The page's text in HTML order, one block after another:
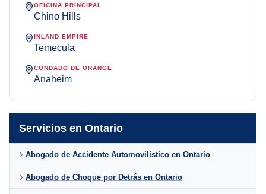
Servicios en Ontario
Abogado de Accidente Automovilístico en Ontario
Abogado de Choque por Detrás en Ontario
OFICINA PRINCIPAL
Chino Hills
INLAND EMPIRE
Temecula
CONDADO DE ORANGE
Anaheim